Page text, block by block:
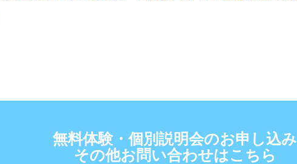
無料体験・個別説明会のお申し込み
その他お問い合わせはこちら